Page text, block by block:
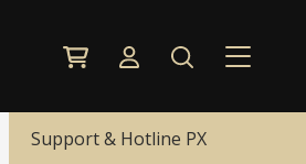
Support & Hotline PX